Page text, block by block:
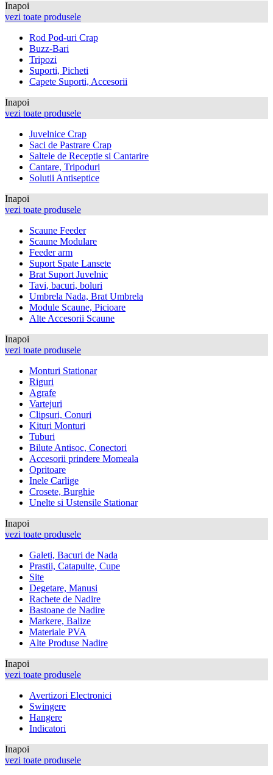
Inapoi
vezi toate produsele
Rod Pod-uri Crap
Buzz-Bari
Tripozi
Suporti, Picheti
Capete Suporti, Accesorii
Inapoi
vezi toate produsele
Juvelnice Crap
Saci de Pastrare Crap
Saltele de Receptie si Cantarire
Cantare, Tripoduri
Solutii Antiseptice
Inapoi
vezi toate produsele
Scaune Feeder
Scaune Modulare
Feeder arm
Suport Spate Lansete
Brat Suport Juvelnic
Tavi, bacuri, boluri
Umbrela Nada, Brat Umbrela
Module Scaune, Picioare
Alte Accesorii Scaune
Inapoi
vezi toate produsele
Monturi Stationar
Riguri
Agrafe
Vartejuri
Clipsuri, Conuri
Kituri Monturi
Tuburi
Bilute Antisoc, Conectori
Accesorii prindere Momeala
Opritoare
Inele Carlige
Crosete, Burghie
Unelte si Ustensile Stationar
Inapoi
vezi toate produsele
Galeti, Bacuri de Nada
Prastii, Catapulte, Cupe
Site
Degetare, Manusi
Rachete de Nadire
Bastoane de Nadire
Markere, Balize
Materiale PVA
Alte Produse Nadire
Inapoi
vezi toate produsele
Avertizori Electronici
Swingere
Hangere
Indicatori
Inapoi
vezi toate produsele